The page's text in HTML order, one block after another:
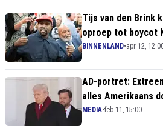
Tijs van den Brink
oproep tot boycot
meningsuiting!"
BINNENLAND•apr 12,
AD-portret:
alles Amerikaans
Fuze Tea en
MEDIA•feb 11, 15:00